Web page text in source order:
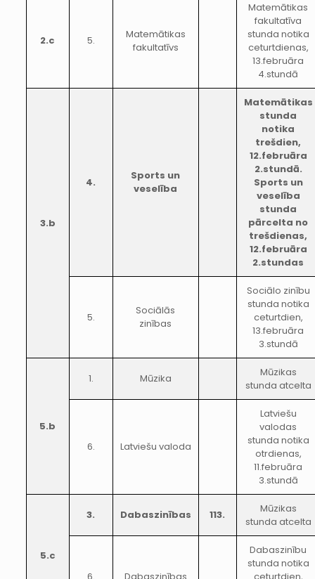
2.c 5.
Matemātikas
fakultatīvs
Matemātikas
fakultatīva
stunda notika
ceturtdienas,
13.februāra
4.stundā
3.b
4.
Sports un
veselība
Matemātikas
stunda
notika
trešdien,
12.februāra
2.stundā.
Sports un
veselība
stunda
pārcelta no
trešdienas,
12.februāra
2.stundas
5.
Sociālās
zinības
Sociālo zinību
stunda notika
ceturtdien,
13.februāra
3.stundā
5.b
1. Mūzika
Mūzikas
stunda atcelta
6. Latviešu valoda
Latviešu
valodas
stunda notika
otrdienas,
11.februāra
3.stundā
5.c
3. Dabaszinības 113.
Mūzikas
stunda atcelta
Dabaszinību
stunda notika